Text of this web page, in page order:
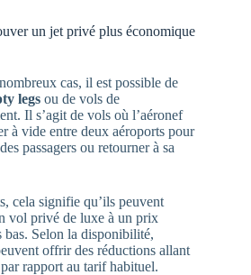
un jet privé plus économique
cas, il est possible de
legs ou de vols de
Il s’agit de vols où l’aéronef
à vide entre deux aéroports pour
passagers ou retourner à sa
cela signifie qu’ils peuvent
vol privé de luxe à un prix
bas. Selon la disponibilité,
offrir des réductions allant
par rapport au tarif habituel.